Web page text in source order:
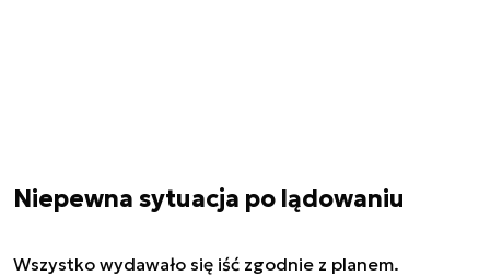
Niepewna sytuacja po lądowaniu
Wszystko wydawało się iść zgodnie z planem.